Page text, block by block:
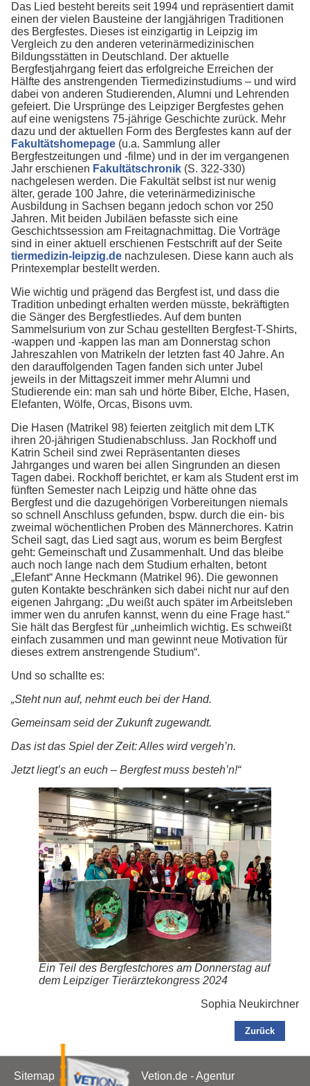
Das Lied besteht bereits seit 1994 und repräsentiert damit
einen der vielen Bausteine der langjährigen Traditionen
des Bergfestes. Dieses ist einzigartig in Leipzig im
Vergleich zu den anderen veterinärmedizinischen
Bildungsstätten in Deutschland. Der aktuelle
Bergfestjahrgang feiert das erfolgreiche Erreichen der
Hälfte des anstrengenden Tiermedizinstudiums – und wird
dabei von anderen Studierenden, Alumni und Lehrenden
gefeiert. Die Ursprünge des Leipziger Bergfestes gehen
auf eine wenigstens 75-jährige Geschichte zurück. Mehr
dazu und der aktuellen Form des Bergfestes kann auf der
Fakultätshomepage (u.a. Sammlung aller
Bergfestzeitungen und -filme) und in der im vergangenen
Jahr erschienen Fakultätschronik (S. 322-330)
nachgelesen werden. Die Fakultät selbst ist nur wenig
älter, gerade 100 Jahre, die veterinärmedizinische
Ausbildung in Sachsen begann jedoch schon vor 250
Jahren. Mit beiden Jubiläen befasste sich eine
Geschichtssession am Freitagnachmittag. Die Vorträge
sind in einer aktuell erschienen Festschrift auf der Seite
tiermedizin-leipzig.de nachzulesen. Diese kann auch als
Printexemplar bestellt werden.
Wie wichtig und prägend das Bergfest ist, und dass die
Tradition unbedingt erhalten werden müsste, bekräftigten
die Sänger des Bergfestliedes. Auf dem bunten
Sammelsurium von zur Schau gestellten Bergfest-T-Shirts,
-wappen und -kappen las man am Donnerstag schon
Jahreszahlen von Matrikeln der letzten fast 40 Jahre. An
den darauffolgenden Tagen fanden sich unter Jubel
jeweils in der Mittagszeit immer mehr Alumni und
Studierende ein: man sah und hörte Biber, Elche, Hasen,
Elefanten, Wölfe, Orcas, Bisons uvm.
Die Hasen (Matrikel 98) feierten zeitglich mit dem LTK
ihren 20-jährigen Studienabschluss. Jan Rockhoff und
Katrin Scheil sind zwei Repräsentanten dieses
Jahrganges und waren bei allen Singrunden an diesen
Tagen dabei. Rockhoff berichtet, er kam als Student erst im
fünften Semester nach Leipzig und hätte ohne das
Bergfest und die dazugehörigen Vorbereitungen niemals
so schnell Anschluss gefunden, bspw. durch die ein- bis
zweimal wöchentlichen Proben des Männerchores. Katrin
Scheil sagt, das Lied sagt aus, worum es beim Bergfest
geht: Gemeinschaft und Zusammenhalt. Und das bleibe
auch noch lange nach dem Studium erhalten, betont
„Elefant“ Anne Heckmann (Matrikel 96). Die gewonnen
guten Kontakte beschränken sich dabei nicht nur auf den
eigenen Jahrgang: „Du weißt auch später im Arbeitsleben
immer wen du anrufen kannst, wenn du eine Frage hast.“
Sie hält das Bergfest für „unheimlich wichtig. Es schweißt
einfach zusammen und man gewinnt neue Motivation für
dieses extrem anstrengende Studium“.
Und so schallte es:
„Steht nun auf, nehmt euch bei der Hand.
Gemeinsam seid der Zukunft zugewandt.
Das ist das Spiel der Zeit: Alles wird vergeh’n.
Jetzt liegt’s an euch – Bergfest muss besteh’n!“
Ein Teil des Bergfestchores am Donnerstag auf
dem Leipziger Tierärztekongress 2024
Sophia Neukirchner
Zurück
Sitemap Vetion.de - Agentur